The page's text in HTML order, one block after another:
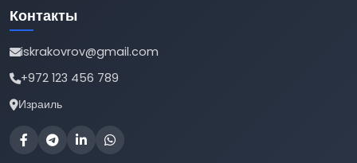
Контакты
iskrakovrov@gmail.com
+972 123 456 789
Израиль